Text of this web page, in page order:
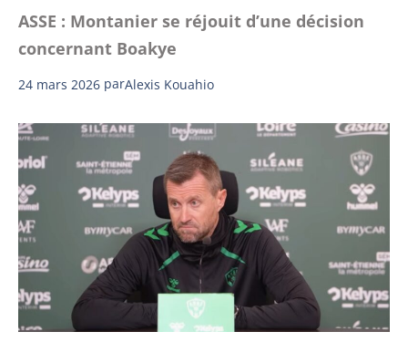
ASSE : Montanier se réjouit d’une décision
concernant Boakye
24 mars 2026 parAlexis Kouahio